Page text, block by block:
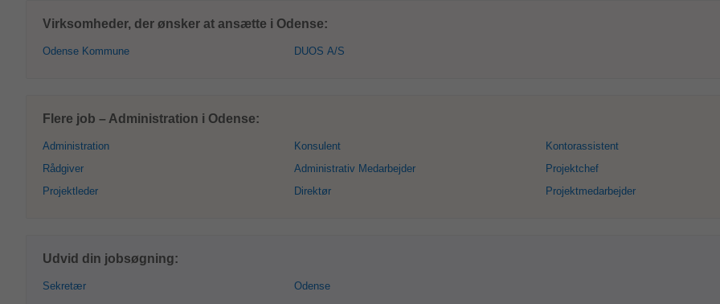
Virksomheder, der ønsker at ansætte i Odense:
Odense Kommune DUOS A/S
Flere job – Administration i Odense:
Administration
Rådgiver
Projektleder
Konsulent
Administrativ Medarbejder
Direktør
Kontorassistent
Projektchef
Projektmedarbejder
Udvid din jobsøgning:
Sekretær Odense